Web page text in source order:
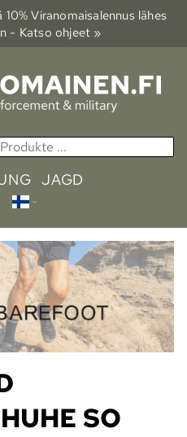
Viranomais­alennus lähes
- Katso ohjeet »
JAGD
SO B